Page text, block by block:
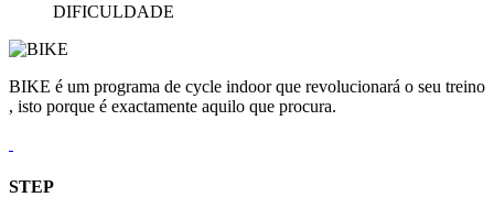
DIFICULDADE
BIKE é um programa de cycle indoor que revolucionará o seu treino
, isto porque é exactamente aquilo que procura.
STEP